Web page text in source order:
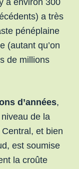
a environ 300
a très
pénéplaine
(autant qu’on
de millions
d’années,
de la
et bien
est soumise
la croûte